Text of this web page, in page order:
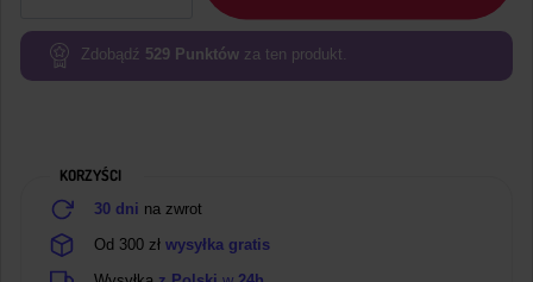
białe
Zdobądź 529 Punktów za ten produkt.
KORZYŚCI
30 dni na zwrot
Od 300 zł wysyłka gratis